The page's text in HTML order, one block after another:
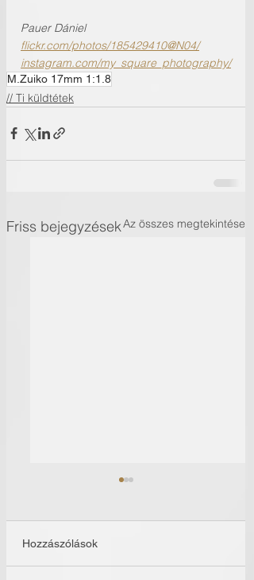
Pauer Dániel
flickr.com/photos/185429410@N04/
instagram.com/my_square_photography/
M.Zuiko 17mm 1:1.8
// Ti küldtétek
Friss bejegyzésekAz összes megtekintése
Időutazás
Hozzászólások